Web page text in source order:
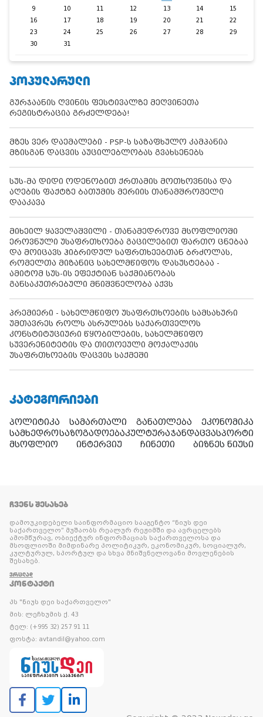
9
10 11 12 13 14
15
16
17 18 19 20 21
22
23
24 25 26 27 28
29
30
31
ᲞᲝᲞᲣᲚᲐᲠᲣᲚᲘ
გურჯაანის ღვინის ფესტივალზე მეღვინეთა
რეგისტრაცია გრძელდება!
მზეს ვერ დაემალები - PSP-ს საზაფხულო კამპანია
მზისგან დაცვის აუცილებლობას გვახსენებს
სუს-მა დიდი ოდენობით ქრთამის მოთხოვნისა და
აღების ფაქტზე ბათუმის მერიის თანამშრომელი
დააკავა
მიხეილ ყაველაშვილი - თანამედროვე მსოფლიოში
ეროვნული უსაფრთხოება გაცილებით ფართო ცნებაა
და მოიცავს ჰიბრიდულ საფრთხეებთან ბრძოლას,
რომელთა მიზანიც სახელმწიფოს დასუსტებაა -
ამიტომ სუს-ის ეფექტიან საქმიანობას
განსაკუთრებული მნიშვნელობა აქვს
პრემიერი - სახელმწიფო უსაფრთხოების სამსახური
უმთავრეს როლს ასრულებს საქართველოს
კონსტიტუციური წყობილების, სახელმწიფო
სუვერენიტეტის და თითოეული მოქალაქის
უსაფრთხოების დაცვის საქმეში
ᲙᲐᲢᲔᲒᲝᲠᲘᲔᲑᲘ
პოლიტიკა სამართალი განათლება
ეკონომიკა
სამხედროსაზოგადოებაკულტურაჯანდაცვასპორტი
მსოფლიო
ინტერვიუ ჩინეთი ბიზნეს ნიუსი
ᲩᲕᲔᲜᲡ ᲨᲔᲡᲐᲮᲔᲑ
დამოუკიდებელი საინფორმაციო სააგენტო “ნიუს დეი
საქართველო” მუშაობს რეალურ რეჟიმში და ავრცელებს
ამომწურავ, ობიექტურ ინფორმაციას საქართველოსა და
მსოფლიოში მიმდინარე პოლიტიკურ, ეკონომიკურ, სოციალურ,
კულტურულ, სპორტულ და სხვა მნიშვნელოვანი მოვლენების
შესახებ.
ᲕᲠᲪᲚᲐᲓ
ᲙᲝᲜᲢᲐᲥᲢᲘ
პს "ნიუს დეი საქართველო"
მის: ლეჩხუმის ქ. 43
ტელ: (+995 32) 257 91 11
ფოსტა: avtandil@yahoo.com